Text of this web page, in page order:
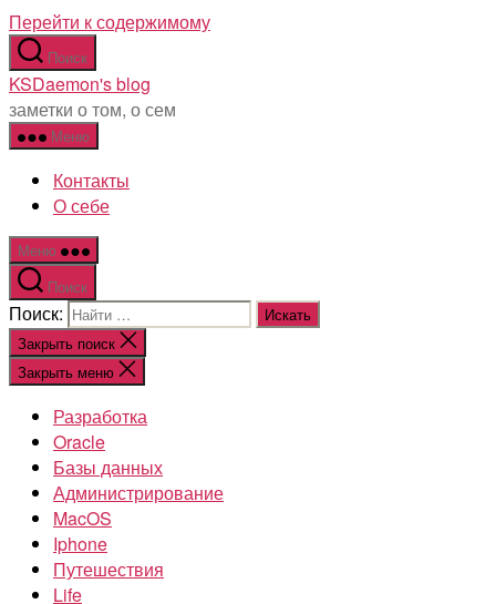
Перейти к содержимому
Поиск
KSDaemon's blog
заметки о том, о сем
Меню
Контакты
О себе
Меню
Поиск
Поиск:
Закрыть поиск
Закрыть меню
Разработка
Oracle
Базы данных
Администрирование
MacOS
Iphone
Путешествия
Life